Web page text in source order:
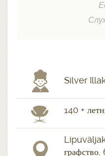
Silver
140 +
графство,